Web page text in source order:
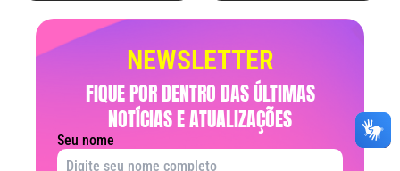
NEWSLETTER
FIQUE POR DENTRO DAS ÚLTIMAS
NOTÍCIAS E ATUALIZAÇÕES
Seu nome